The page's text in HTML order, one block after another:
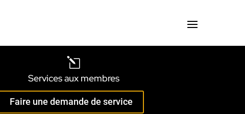
l
Services aux membres
Faire une demande de service